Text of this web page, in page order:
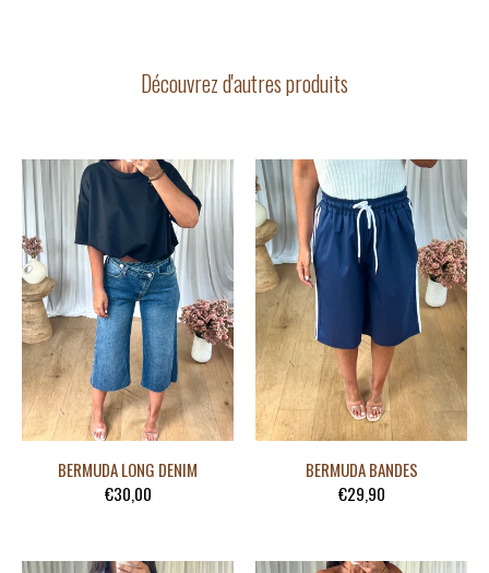
Découvrez d'autres produits
BERMUDA LONG DENIM
€30,00
BERMUDA BANDES
€29,90